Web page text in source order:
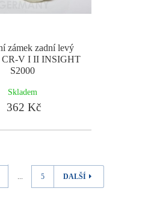
zámek zadní levý
V I II INSIGHT
S2000
Skladem
362 Kč
... 5 DALŠÍ